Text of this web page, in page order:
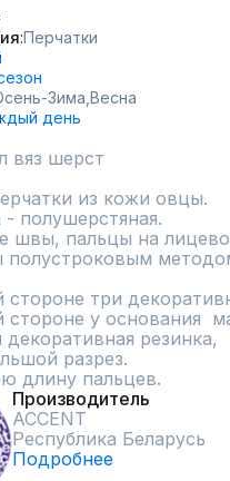
Перчатки
Зима, Весна
день
вяз шерст
из кожи овцы.
полушерстяная.
швы, пальцы на
полустроковым
стороне три
стороне у основания
декоративная резинка,
разрез.
длину пальцев.
Производитель
ACCENT
Республика Беларусь
Подробнее